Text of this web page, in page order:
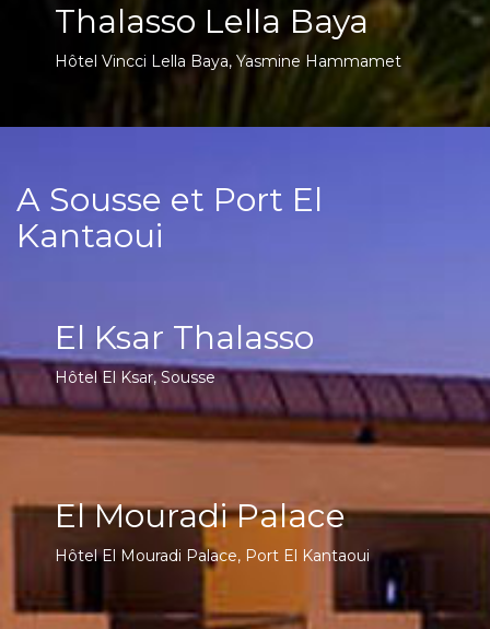
Thalasso Lella Baya
Hôtel Vincci Lella Baya, Yasmine Hammamet
A Sousse et Port El
Kantaoui
El Ksar Thalasso
Hôtel El Ksar, Sousse
El Mouradi Palace
Hôtel El Mouradi Palace, Port El Kantaoui